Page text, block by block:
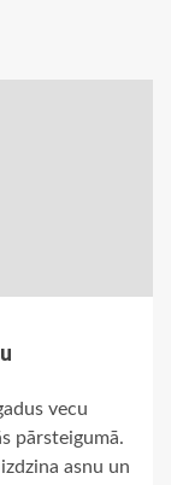
vecu
pārsteigumā.
asnu un